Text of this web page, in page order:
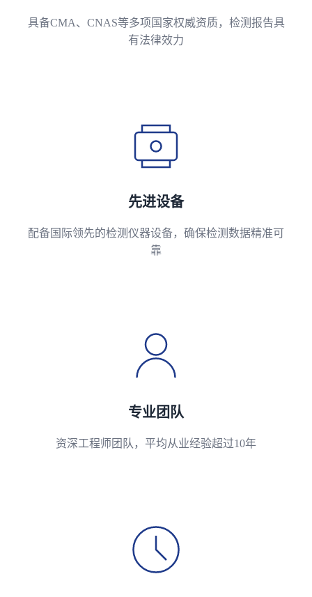
具备CMA、CNAS等多项国家权威资质，检测报告具
有法律效力
先进设备
配备国际领先的检测仪器设备，确保检测数据精准可
靠
专业团队
资深工程师团队，平均从业经验超过10年